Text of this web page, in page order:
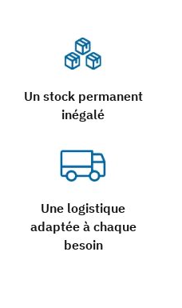
Un stock permanent
inégalé
Une logistique
adaptée à chaque
besoin